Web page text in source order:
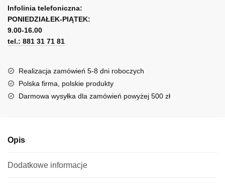
szybę
fioletowy
czosnek
l
t
e
r
a
t
i
Infolinia telefoniczna:
PONIEDZIAŁEK-PIĄTEK:
9.00-16.00
tel.: 881 31 71 81
Realizacja zamówień 5-8 dni roboczych
Polska firma, polskie produkty
Darmowa wysyłka dla zamówień powyżej 500 zł
Opis
Dodatkowe informacje